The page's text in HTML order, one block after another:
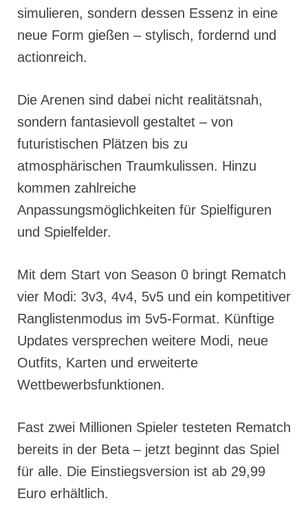
simulieren, sondern dessen Essenz in eine
neue Form gießen – stylisch, fordernd und
actionreich.
Die Arenen sind dabei nicht realitätsnah,
sondern fantasievoll gestaltet – von
futuristischen Plätzen bis zu
atmosphärischen Traumkulissen. Hinzu
kommen zahlreiche
Anpassungsmöglichkeiten für Spielfiguren
und Spielfelder.
Mit dem Start von Season 0 bringt Rematch
vier Modi: 3v3, 4v4, 5v5 und ein kompetitiver
Ranglistenmodus im 5v5-Format. Künftige
Updates versprechen weitere Modi, neue
Outfits, Karten und erweiterte
Wettbewerbsfunktionen.
Fast zwei Millionen Spieler testeten Rematch
bereits in der Beta – jetzt beginnt das Spiel
für alle. Die Einstiegsversion ist ab 29,99
Euro erhältlich.